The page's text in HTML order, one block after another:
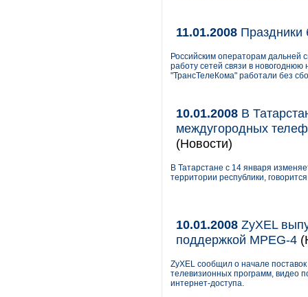
11.01.2008 Праздники
Российским операторам дальней
работу сетей связи в
"ТрансТелеКома" работали без
10.01.2008 В
междугородных
(Новости)
В Татарстане с 14 января
территории республики,
10.01.2008 ZyXEL
поддержкой MPEG-4
ZyXEL сообщил о начале
телевизионных программ, видео
интернет-доступа.